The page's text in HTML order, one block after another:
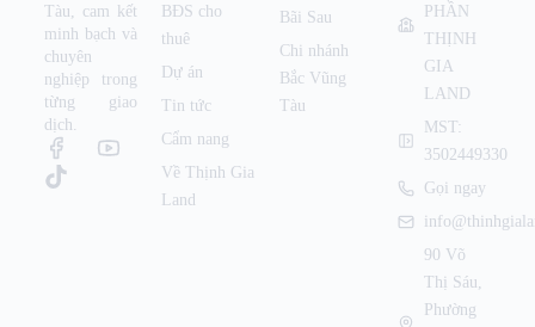
Tàu, cam kết
minh bạch và
chuyên
nghiệp trong
từng giao
dịch.
BĐS cho
thuê
Dự án
Tin tức
Cẩm nang
Về Thịnh Gia
Land
Bãi Sau
Chi nhánh
Bắc Vũng
Tàu
PHẦN
THỊNH
GIA
LAND
MST:
3502449330
Gọi ngay
90 Võ
Thị Sáu,
Phường